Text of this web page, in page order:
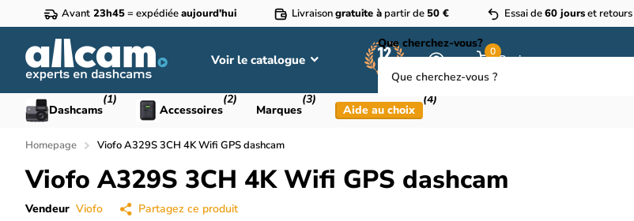
Avant 23h45= expédiéeaujourd'hui Livraisongratuite à partir de 50 € Essai de60 jourset retours
Voir le catalogue
Que cherchez-vous?
0
Panier
Dashcams
(1)
Accessoires
(2)
Marques
(3)
Aide au choix
(4)
Homepage Viofo A329S 3CH 4K Wifi GPS dashcam
Viofo A329S 3CH 4K Wifi GPS dashcam
Vendeur Viofo Partagez ce produit